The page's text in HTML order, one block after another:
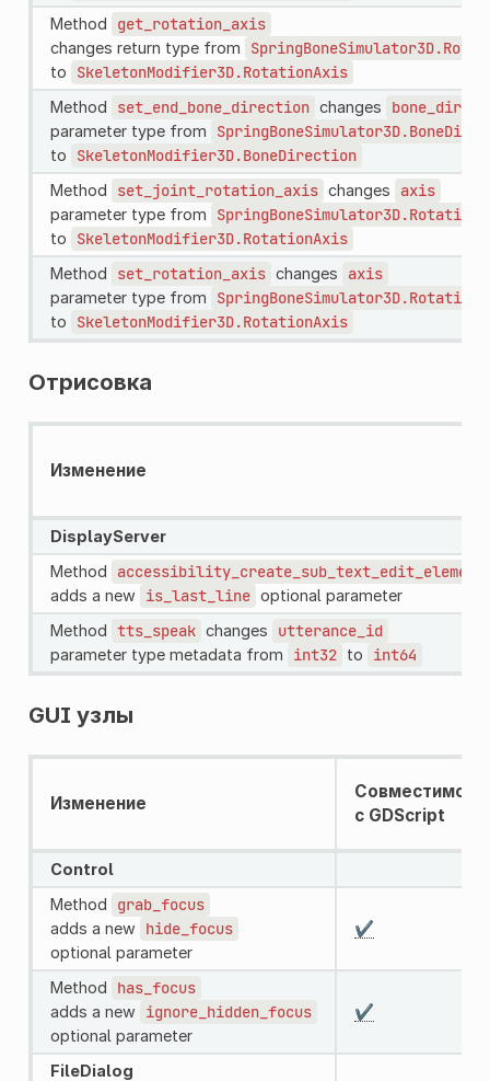
Method get_rotation_axis
changes return type from
to SkeletonModifier3D.RotationAxis
Method set_end_bone_direction changes
parameter type from
to SkeletonModifier3D.BoneDirection
Method set_joint_rotation_axis changes axis
parameter type from
to SkeletonModifier3D.RotationAxis
Method set_rotation_axis changes axis
parameter type from
to SkeletonModifier3D.RotationAxis
Отрисовка
Изменение
DisplayServer
Method
adds a new is_last_line optional parameter
Method tts_speak changes utterance_id
parameter type metadata from int32 to int64
GUI узлы
Изменение
Совместимо
с GDScript
Control
Method
grab_focus
adds a new hide_focus
optional parameter
✔️
Method has_focus
adds a new ignore_hidden_focus
optional parameter
✔️
FileDialog